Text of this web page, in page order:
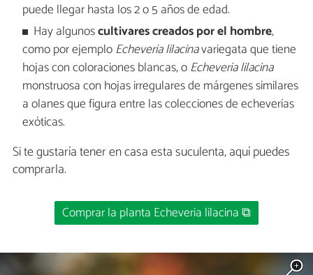
puede llegar hasta los 2 o 5 años de edad.
Hay algunoscultivares creados por el hombre,
como por ejemploEcheveria lilacinavariegata que tiene
hojas con coloraciones blancas, oEcheveria lilacina
monstruosa con hojas irregulares de márgenes similares
a olanes que figura entre las colecciones de echeverias
exóticas.
Si te gustaría tener en casa esta suculenta, aquí puedes
comprarla.
Comprar la planta Echeveria lilacina ⧉